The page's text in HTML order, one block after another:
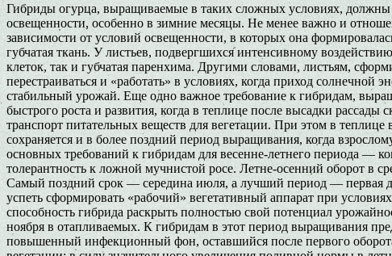
Гибриды огурца, выращиваемые в таких сложных условиях,
освещенности, особенно в зимние месяцы. Не менее важно и
зависимости от условий освещенности, в которых она
губчатая ткань. У листьев, подвергшихся интенсивному
клеток, так и губчатая паренхима. Другими словами, листьям,
перестраиваться и «работать» в условиях, когда приход солнечной
стабильный урожай. Еще одно важное требование к гибридам,
быстрого роста и развития, когда в теплице после высадки рассады
транспорт питательных веществ для вегетации. При этом в
сохраняется и в более поздний период выращивания, когда
основных требований к гибридам для весенне-летнего периода —
толерантность к ложной мучнистой росе. Летне-осенний оборот в
Самый поздний срок — середина июля, а лучший период — первая
успеть сформировать «рабочий» вегетативный аппарат при
способность гибрида раскрыть полностью свой потенциал
ноября в отапливаемых. К гибридам в этот период выращивания
повышенный инфекционный фон, оставшийся после первого